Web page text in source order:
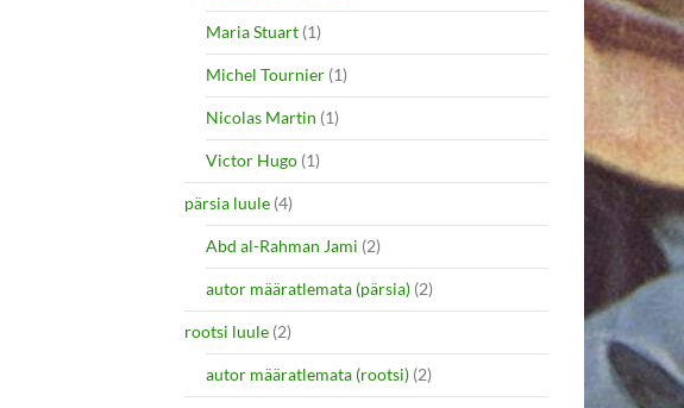
Maria Stuart (1)
Michel Tournier (1)
Nicolas Martin (1)
Victor Hugo (1)
pärsia luule (4)
Abd al-Rahman Jami (2)
autor määratlemata (pärsia) (2)
rootsi luule (2)
autor määratlemata (rootsi) (2)